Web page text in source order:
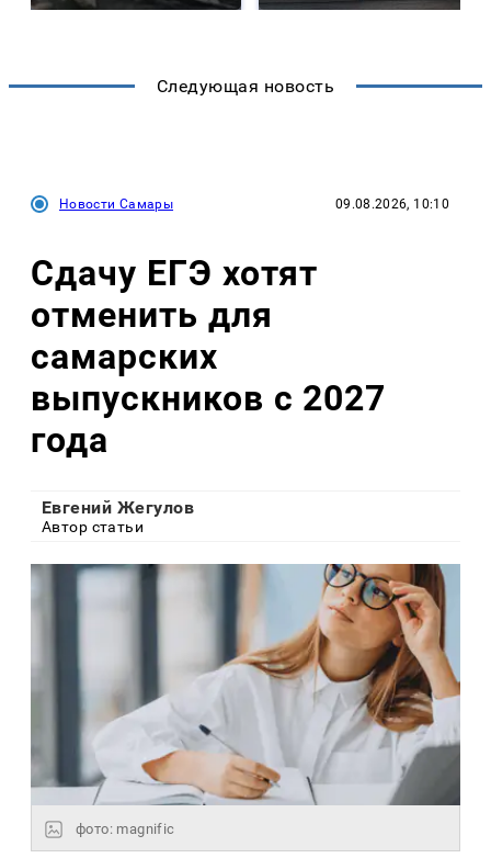
Следующая новость
Новости Самары 09.08.2026, 10:10
Сдачу ЕГЭ хотят
отменить для
самарских
выпускников с 2027
года
Евгений Жегулов
Автор статьи
фото: magnific